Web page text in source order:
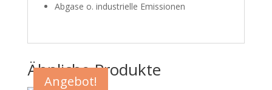
Abgase o. industrielle Emissionen
Ähnliche Produkte
Angebot!
Angebot!
Angebot!